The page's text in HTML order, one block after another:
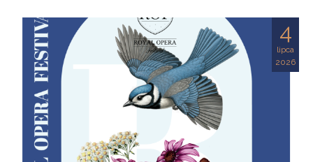
4
lipca
2026